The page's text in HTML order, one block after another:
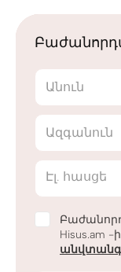
Անուն
Ազգանուն
Էլ. հասցե
Hisus.am